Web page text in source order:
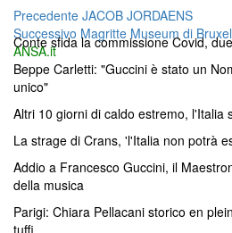
Navigazione
articoli
Precedente Articolo
precedente:
JACOB JORDAENS
Successivo Articolo
successivo:
Magritte Museum di
ANSA.it
Conte sfida la commissione Covid,
Beppe Carletti: "Guccini è stato un
unico"
Altri 10 giorni di caldo estremo, l'Italia
La strage di Crans, 'l'Italia non potrà
Addio a Francesco Guccini, il
della musica
Parigi: Chiara Pellacani storico en